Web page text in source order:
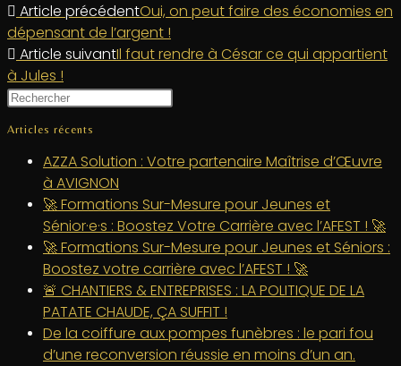
Article précédentOui, on peut faire des économies en
dépensant de l’argent !
Article suivantIl faut rendre à César ce qui appartient
à Jules !
Articles récents
AZZA Solution : Votre partenaire Maîtrise d’Œuvre
à AVIGNON
🚀 Formations Sur-Mesure pour Jeunes et
Sénior·e·s : Boostez Votre Carrière avec l’AFEST ! 🚀
🚀 Formations Sur-Mesure pour Jeunes et Séniors :
Boostez votre carrière avec l’AFEST ! 🚀
🚨 CHANTIERS & ENTREPRISES : LA POLITIQUE DE LA
PATATE CHAUDE, ÇA SUFFIT !
De la coiffure aux pompes funèbres : le pari fou
d’une reconversion réussie en moins d’un an.